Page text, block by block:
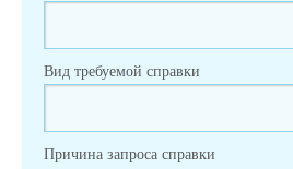
Вид требуемой справки
Причина запроса справки